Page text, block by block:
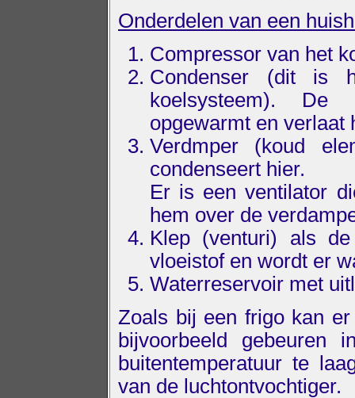
Onderdelen van een
Compressor van het
Condenser (dit is
koelsysteem).
opgewarmt en verlaat
Verdmper (koud
condenseert hier.
Er is een ventilator
hem over de
Klep (venturi) als
vloeistof en wordt er
Waterreservoir met
Zoals bij een frigo kan
bijvoorbeeld
buitentemperatuur te
van de luchtontvochtiger.